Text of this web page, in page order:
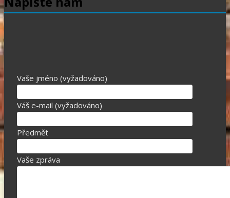
Vaše jméno (vyžadováno)
Váš e-mail (vyžadováno)
Předmět
Vaše zpráva